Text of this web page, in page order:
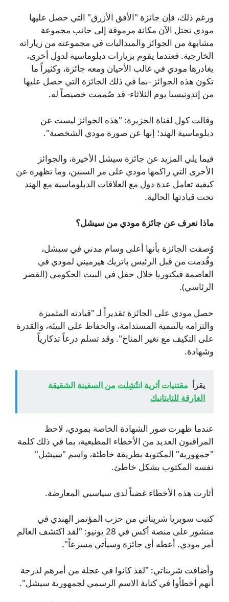
ورغم ذلك، فإن جائزة "الأفق الأزرق" التي حصل عليها
مودي تحتل الآن مكانة مرموقة إلى جانب مجموعة
مشابهة من الجوائز والميداليات في مجموعته من زياراته
الخارجية. فعندما يقوم بزيارات دبلوماسية لدول أخرى،
يغادرها مودي في غالب الأحيان ومعه جائزة، وكثيراً ما
تكون هذه الجوائز -بما في ذلك الجائزة التي حصل عليها
من إندونيسيا يوم الثلاثاء- قد صُممت خصيصاً له.
وقالت كول لقناة الجزيرة: "هذه الجوائز ليست عن
دبلوماسية الهند؛ إنها عن صورة مودي الشخصية".
فيما يلي المزيد عن جائزة سيشل الأخيرة، والجوائز
الأخرى التي راكمها مودي على مر السنين، وما تظهره عن
كيفية تعامل عدة دول مع العلاقات الدبلوماسية مع الهند
تحت قيادتها الحالية.
ماذا نعرف عن جائزة مودي من سيشل؟
وُصفت الجائزة بأنها أعلى وسام مدني في سيشل،
وقُدمت من قبل الرئيس باتريك هيرميني لمودي في
العاصمة فيكتوريا خلال حفل في البيت الحكومي (القصر
الرئاسي).
حصل مودي على الجائزة تقديراً لـ "قيادته المتميزة
والتزامه بالتنمية المستدامة، والحفاظ على البيئة، والقدرة
على التكيف مع تغير المناخ". وقد تسلم درعاً تذكارياً
وشهادة.
يقرأ مقتنيات أثرية انتُشِلت من السفينة الشقيقة
الغارقة للتايتانيك
عندما ظهرت صور الشهادة الخاصة بمودي، لاحظ
المراقبون العديد من الأخطاء المطبعية، بما في ذلك كلمة
"جمهورية" المكتوبة بطريقة خاطئة، واسم "سيشل"
نفسه المكتوب بشكل خاطئ.
أثارت هذه الأخطاء غضباً لدى سياسيي المعارضة.
كتبت سوبريا شريناتي من حزب المؤتمر الهندي في
منشور على منصة أكس في 28 يونيو: "لقد اكتشف العالم
أمر مودي. أعطه أي جائزة وسيأتي مسرعاً".
وأضافت شريناتي: "لقد كانوا في عجلة من أمرهم لدرجة
أنهم أخطأوا في كتابة الاسم الرسمي لجمهورية سيشل".